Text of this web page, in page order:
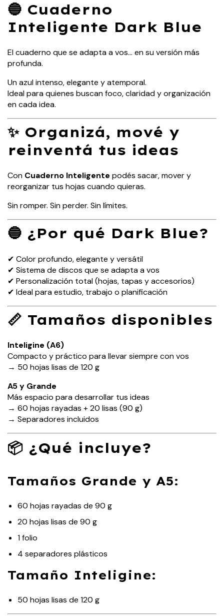
🔵 Cuaderno
Inteligente Dark Blue
El cuaderno que se adapta a vos… en su versión más
profunda.
Un azul intenso, elegante y atemporal.
Ideal para quienes buscan foco, claridad y organización
en cada idea.
✨ Organizá, mové y
reinventá tus ideas
Con Cuaderno Inteligente podés sacar, mover y
reorganizar tus hojas cuando quieras.
Sin romper. Sin perder. Sin límites.
🔵 ¿Por qué Dark Blue?
✔ Color profundo, elegante y versátil
✔ Sistema de discos que se adapta a vos
✔ Personalización total (hojas, tapas y accesorios)
✔ Ideal para estudio, trabajo o planificación
📏 Tamaños disponibles
Inteligine (A6)
Compacto y práctico para llevar siempre con vos
→ 50 hojas lisas de 120 g
A5 y Grande
Más espacio para desarrollar tus ideas
→ 60 hojas rayadas + 20 lisas (90 g)
→ Separadores incluidos
📦 ¿Qué incluye?
Tamaños Grande y A5:
60 hojas rayadas de 90 g
20 hojas lisas de 90 g
1 folio
4 separadores plásticos
Tamaño Inteligine:
50 hojas lisas de 120 g